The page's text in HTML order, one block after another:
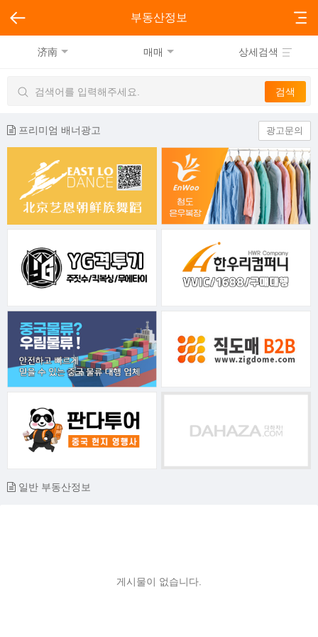
부동산정보
济南 매매 상세검색
프리미엄 배너광고 광고문의
일반 부동산정보
게시물이 없습니다.